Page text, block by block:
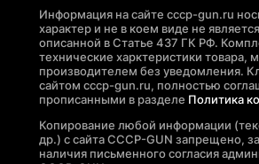
Информация на сайте cccp-gun.ru
характер и не в коем виде не
описанной в Статье 437 ГК РФ.
технические харктеристики товара,
производителем без уведомления.
сайтом cccp-gun.ru, полностью
прописанными в разделе Политика
Копирование любой информации
др.) с сайта CCCP-GUN запрещено,
наличия письменного согласия